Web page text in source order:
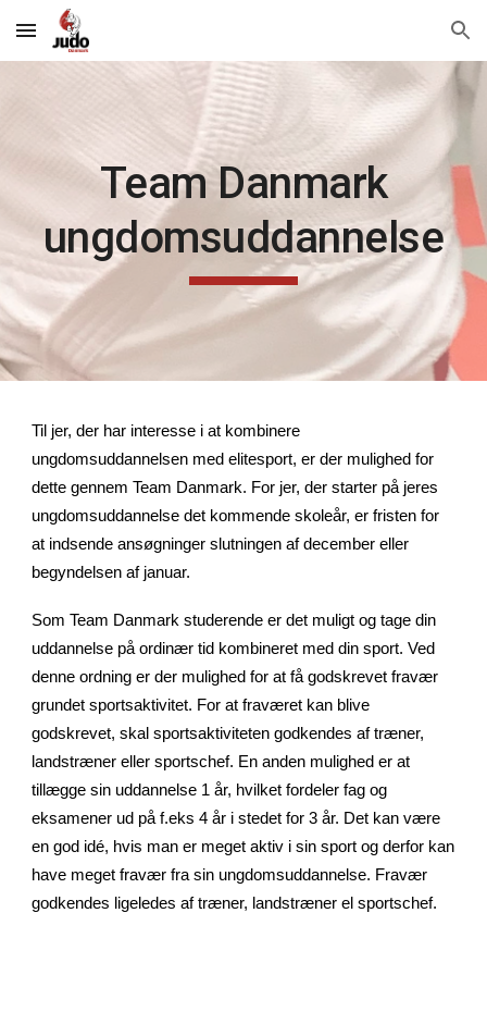
Skip to main content Skip to navigation
Team Danmark
ungdomsuddannelse
Til jer, der har interesse i at kombinere
ungdomsuddannelsen med elitesport, er der mulighed for
dette gennem Team Danmark. For jer, der starter på jeres
ungdomsuddannelse det kommende skoleår, er fristen for
at indsende ansøgninger slutningen af december eller
begyndelsen af januar.
Som Team Danmark studerende er det muligt og tage din
uddannelse på ordinær tid kombineret med din sport. Ved
denne ordning er der mulighed for at få godskrevet fravær
grundet sportsaktivitet. For at fraværet kan blive
godskrevet, skal sportsaktiviteten godkendes af træner,
landstræner eller sportschef. En anden mulighed er at
tillægge sin uddannelse 1 år, hvilket fordeler fag og
eksamener ud på f.eks 4 år i stedet for 3 år. Det kan være
en god idé, hvis man er meget aktiv i sin sport og derfor kan
have meget fravær fra sin ungdomsuddannelse. Fravær
godkendes ligeledes af træner, landstræner el sportschef.